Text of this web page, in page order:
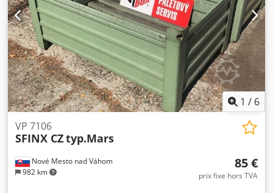
1 / 6
Nové Mesto nad Váhom
982 km
VP 7106
SFINX CZtyp.Mars
85 €
prix fixe hors TVA